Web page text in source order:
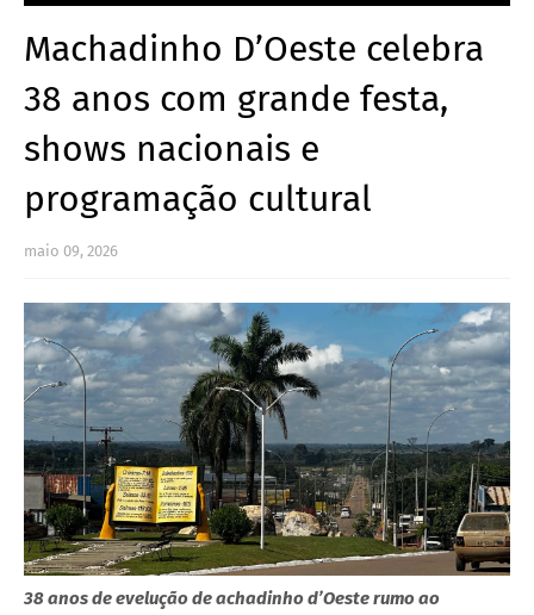
Machadinho D’Oeste celebra
38 anos com grande festa,
shows nacionais e
programação cultural
maio 09, 2026
38 anos de evelução de achadinho d’Oeste rumo ao